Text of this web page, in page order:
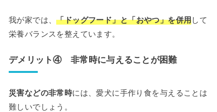
我が家では、「ドッグフード」と「おやつ」を併用して
栄養バランスを整えています。
デメリット④ 非常時に与えることが困難
災害などの非常時には、愛犬に手作り食を与えることは
難しいでしょう。